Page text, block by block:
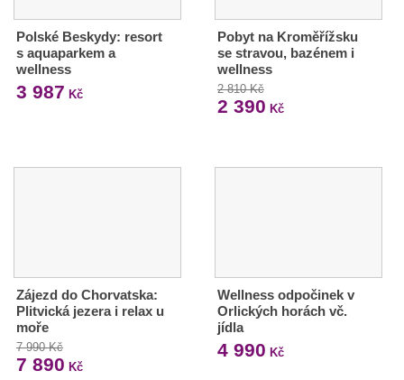
Polské Beskydy: resort
s aquaparkem a
wellness
3 987 Kč
Pobyt na Kroměřížsku
se stravou, bazénem i
wellness
2 810 Kč
2 390 Kč
Zájezd do Chorvatska:
Plitvická jezera i relax u
moře
7 990 Kč
7 890 Kč
Wellness odpočinek v
Orlických horách vč.
jídla
4 990 Kč